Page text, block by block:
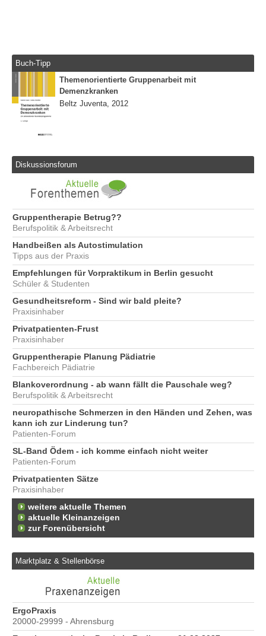
Buch-Tipp
Themenorientierte Gruppenarbeit mit
Demenzkranken
Beltz Juventa, 2012
Diskussionsforum
Gruppentherapie Betrug??
Berufspolitik & Arbeitsrecht
Handbeißen als Autostimulation
Tipps aus der Praxis
Empfehlungen für Vorpraktikum in Berlin gesucht
Schüler & Studenten
Gesundheitsreform - Sind wir bald pleite?
Praxisinhaber
Privatpatienten-Frust
Praxisinhaber
Gruppentherapie Planung Pädiatrie
Fachbereich Pädiatrie
Blankoverordnung - ab wann fällt die Pauschale weg?
Berufspolitik & Arbeitsrecht
neuropathische Schmerzen in den Händen und Zehen, was
kann ich zur Linderung tun?
Patienten-Forum
SL-Band Ödem - ich komme einfach nicht weiter
Patienten-Forum
Privatpatienten Sätze
Praxisinhaber
weitere aktuelle Themen
aktuelle Kleinanzeigen
zur Forenübersicht
Marktplatz & Stellenbörse
ErgoPraxis
20000-29999 - Ahrensburg